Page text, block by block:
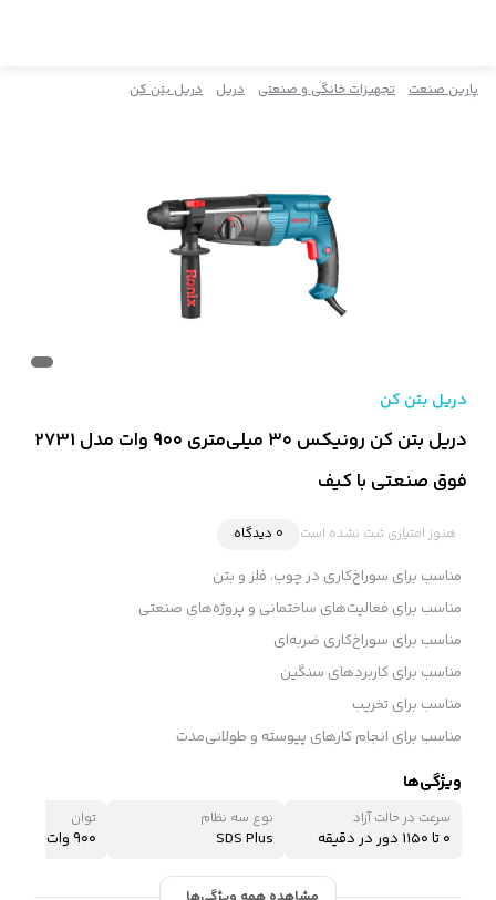
پارین صنعت تجهیزات خانگی و صنعتی دریل دریل بتن کن
دریل بتن کن
دریل بتن کن رونیکس ۳۰ میلی‌متری ۹۰۰ وات مدل 2731
فوق صنعتی با کیف
هنوز امتیازی ثبت نشده است 0 دیدگاه
‌مناسب برای سوراخ‌کاری در چوب، فلز و بتن
مناسب برای فعالیت‌های ساختمانی و پروژه‌های صنعتی
مناسب برای سوراخ‌کاری‌ ضربه‌ای
مناسب برای کاربردهای سنگین
مناسب برای تخریب
مناسب برای انجام کارهای پیوسته و طولانی‌مدت
ویژگی‌ها
سرعت در حالت آزاد
۰ تا ۱۱۵۰ دور در دقیقه
نوع سه نظام
SDS Plus
توان
۹۰۰ وات